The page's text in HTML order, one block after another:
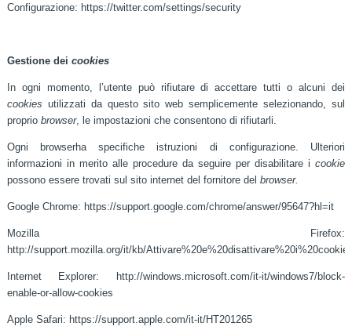
Configurazione: https://twitter.com/settings/security
Gestione dei cookies
In ogni momento, l’utente può rifiutare di accettare tutti o alcuni dei
cookies utilizzati da questo sito web semplicemente selezionando, sul
proprio browser, le impostazioni che consentono di rifiutarli.
Ogni browserha specifiche istruzioni di configurazione. Ulteriori
informazioni in merito alle procedure da seguire per disabilitare icookie
possono essere trovati sul sito internet del fornitore del browser.
Google Chrome: https://support.google.com/chrome/answer/95647?hl=it
Mozilla Firefox:
http://support.mozilla.org/it/kb/Attivare%20e%20disattivare%20i%20cookie
Internet Explorer: http://windows.microsoft.com/it-it/windows7/block-
enable-or-allow-cookies
Apple Safari: https://support.apple.com/it-it/HT201265